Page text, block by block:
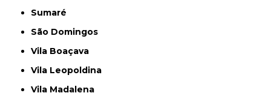
Sumaré
São Domingos
Vila Boaçava
Vila Leopoldina
Vila Madalena